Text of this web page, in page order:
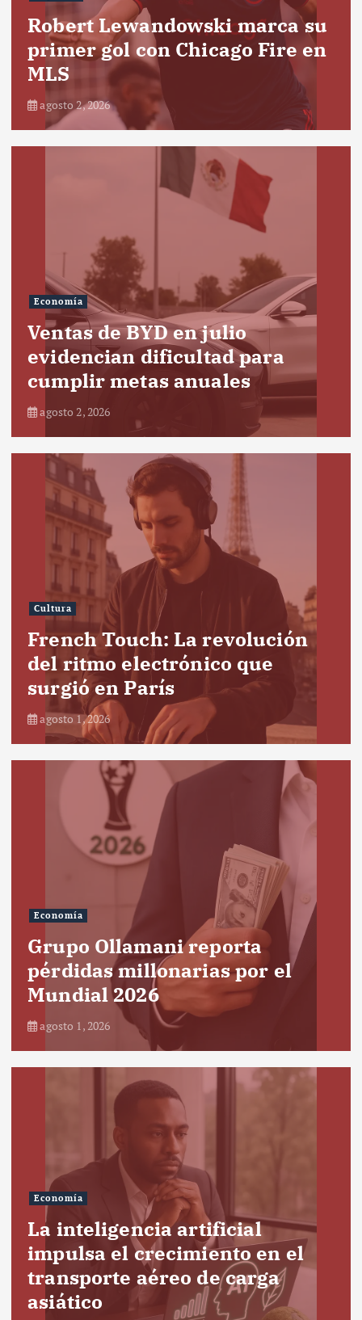
Robert Lewandowski marca su
primer gol con Chicago Fire en
MLS
agosto 2, 2026
Economía
Ventas de BYD en julio
evidencian dificultad para
cumplir metas anuales
agosto 2, 2026
Cultura
French Touch: La revolución
del ritmo electrónico que
surgió en París
agosto 1, 2026
Economía
Grupo Ollamani reporta
pérdidas millonarias por el
Mundial 2026
agosto 1, 2026
Economía
La inteligencia artificial
impulsa el crecimiento en el
transporte aéreo de carga
asiático